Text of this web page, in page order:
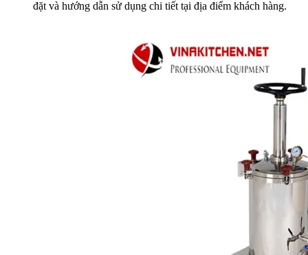
đặt và hướng dẫn sử dụng chi tiết tại địa điểm khách hàng.